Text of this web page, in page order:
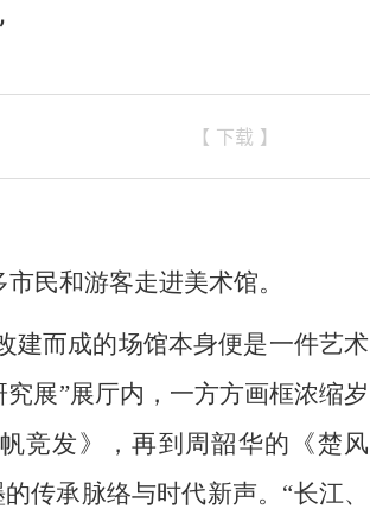
【 下载 】
民和游客走进美术馆。
建而成的场馆本身便是一件艺术
展”展厅内，一方方画框浓缩岁
竞发》，再到周韶华的《楚风
传承脉络与时代新声。“长江、